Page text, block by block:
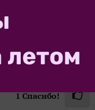
от растительных
проливала…
попробовать.
1Спасибо!